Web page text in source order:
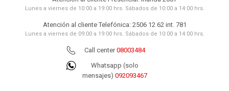
Lunes a viernes de 10:00 a 19:00 hrs. Sábados de 10:00 a 14:00 hrs.
Atención al cliente Telefónica: 2506 12 62 int. 781
Lunes a viernes de 09:00 a 19:00 hrs. Sábados de 10:00 a 14:00 hrs.
Call center08003484
Whatsapp (solo
mensajes) 092093467